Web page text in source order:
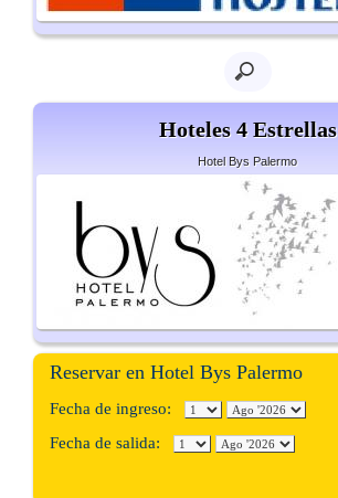
Hoteles 4 Estrellas
Hotel Bys Palermo
Reservar en Hotel Bys Palermo
Fecha de ingreso:
Fecha de salida: